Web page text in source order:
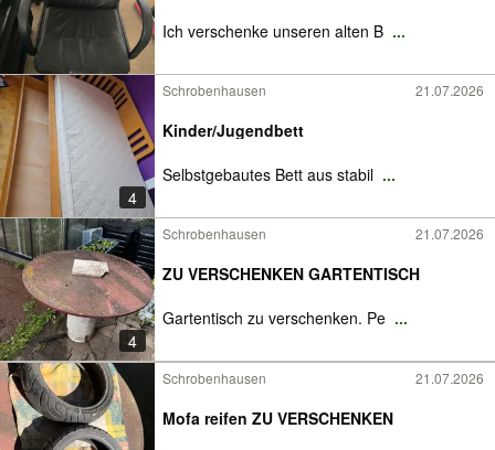
Ich verschenke unseren alten B ...
4
Schrobenhausen 21.07.2026
Kinder/Jugendbett
Selbstgebautes Bett aus stabil ...
4
Schrobenhausen 21.07.2026
ZU VERSCHENKEN GARTENTISCH
Gartentisch zu verschenken. Pe ...
Schrobenhausen 21.07.2026
Mofa reifen ZU VERSCHENKEN